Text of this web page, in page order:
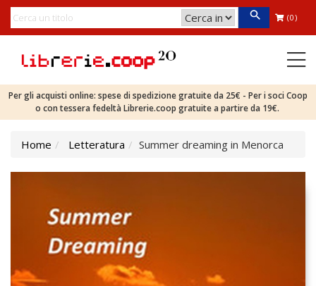
(0)
Per gli acquisti online: spese di spedizione gratuite da 25€ - Per i soci Coop
o con tessera fedeltà Librerie.coop gratuite a partire da 19€.
Home Letteratura Summer dreaming in Menorca